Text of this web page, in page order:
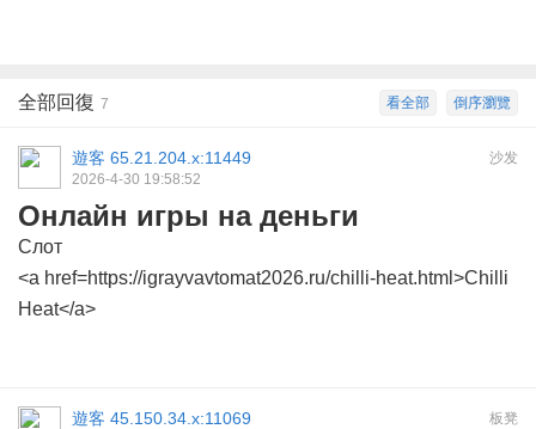
倒序瀏覽
看全部
全部回復 7
沙发
遊客 65.21.204.x:11449
2026-4-30 19:58:52
Онлайн игры на деньги
Слот
<a href=https://igrayvavtomat2026.ru/chilli-heat.html>Chilli
Heat</a>
板凳
遊客 45.150.34.x:11069